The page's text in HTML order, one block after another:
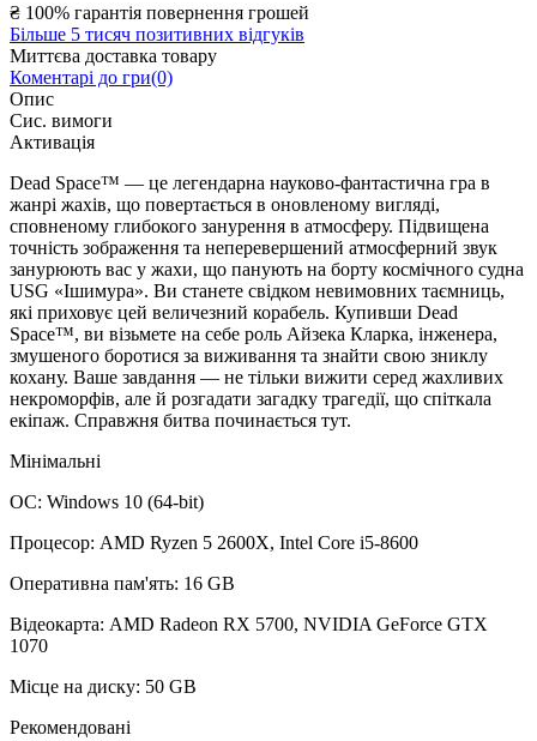
₴ 100% гарантія повернення грошей
Більше 5 тисяч позитивних відгуків
Миттєва доставка товару
Коментарі до гри(0)
Опис
Сис. вимоги
Активація
Dead Space™ — це легендарна науково-фантастична гра в
жанрі жахів, що повертається в оновленому вигляді,
сповненому глибокого занурення в атмосферу. Підвищена
точність зображення та неперевершений атмосферний звук
занурюють вас у жахи, що панують на борту космічного судна
USG «Ішимура». Ви станете свідком невимовних таємниць,
які приховує цей величезний корабель. Купивши Dead
Space™, ви візьмете на себе роль Айзека Кларка, інженера,
змушеного боротися за виживання та знайти свою зниклу
кохану. Ваше завдання — не тільки вижити серед жахливих
некроморфів, але й розгадати загадку трагедії, що спіткала
екіпаж. Справжня битва починається тут.
Мінімальні
ОС: Windows 10 (64-bit)
Процесор: AMD Ryzen 5 2600X, Intel Core i5-8600
Оперативна пам'ять: 16 GB
Відеокарта: AMD Radeon RX 5700, NVIDIA GeForce GTX
1070
Місце на диску: 50 GB
Рекомендовані